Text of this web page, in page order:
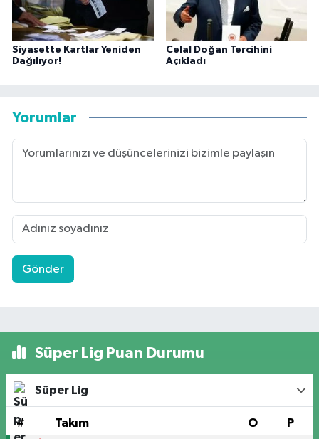
Siyasette Kartlar Yeniden
Dağılıyor!
Celal Doğan Tercihini
Açıkladı
Yorumlar
Gönder
Süper Lig Puan Durumu
Süper Lig
# Takım O P